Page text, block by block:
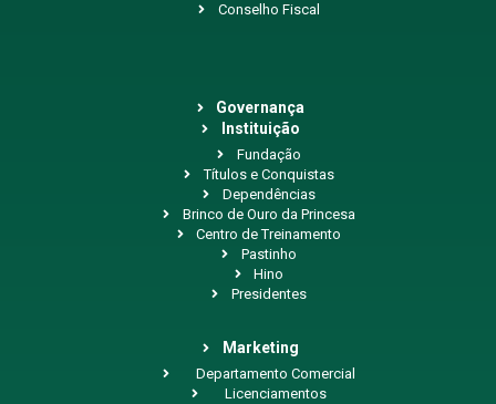
Conselho Fiscal
Governança
Instituição
Fundação
Títulos e Conquistas
Dependências
Brinco de Ouro da Princesa
Centro de Treinamento
Pastinho
Hino
Presidentes
Marketing
Departamento Comercial
Licenciamentos